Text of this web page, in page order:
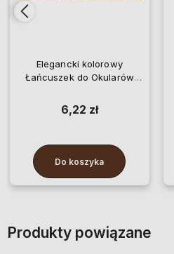
Elegancki kolorowy
Łańcuszek do Okularów
6,22 zł
Do koszyka
Produkty powiązane